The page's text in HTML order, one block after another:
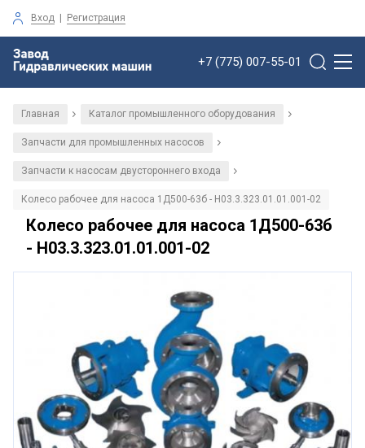
Вход | Регистрация
+7 (775) 007-55-01
Главная / Каталог промышленного оборудования /
Запчасти для промышленных насосов /
Запчасти к насосам двустороннего входа /
Колесо рабочее для насоса 1Д500-63б - Н03.3.323.01.01.001-02
Колесо рабочее для насоса 1Д500-63б
- Н03.3.323.01.01.001-02